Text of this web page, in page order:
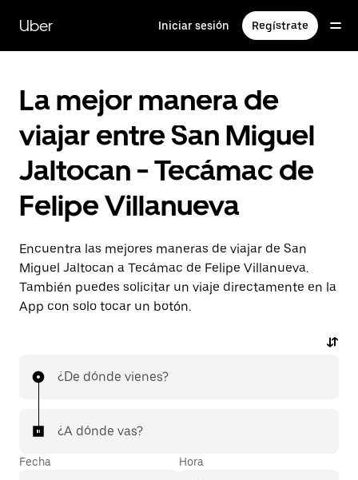
contenido
principal
Uber Iniciar sesión Regístrate
La mejor manera de
viajar entre San Miguel
Jaltocan - Tecámac de
Felipe Villanueva
Encuentra las mejores maneras de viajar de San
Miguel Jaltocan a Tecámac de Felipe Villanueva.
También puedes solicitar un viaje directamente en la
App con solo tocar un botón.
¿De dónde vienes?
¿A dónde vas?
Fecha Hora